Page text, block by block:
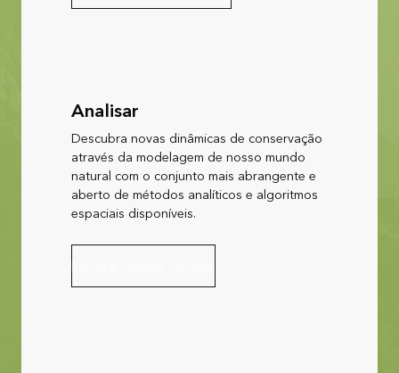
Analisar
Descubra novas dinâmicas de conservação
através da modelagem de nosso mundo
natural com o conjunto mais abrangente e
aberto de métodos analíticos e algoritmos
espaciais disponíveis.
Explorar Análise Espacial